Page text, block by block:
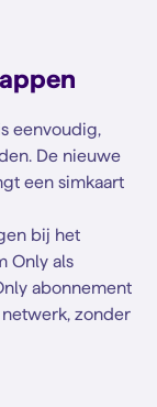
eenvoudig,
De nieuwe
een simkaart
bij het
Only als
abonnement
zonder